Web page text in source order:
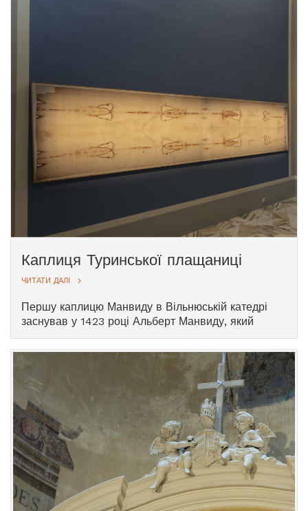
надгробок єпископа Владислава Бандурскіса
(1865–1932), створений у 1937 році відомим
скульптором Станіславом Хорно-Поплавським.
Поховання самого єпископа було перенесено до
Польщі, тому цей помітний надгробок виконує
меморіальну функцію.
Каплиця Туринської плащаниці
ЧИТАТИ ДАЛІ
Першу каплицю Манвиду в Вільнюській катедрі
заснував у 1423 році Альберт Манвиду, який
разом із братом Юрієм Гедгаудою присвятив її
своїм святим покровителям і був там похований.
Після 1475 року каплиця стала власністю
вільнюського єпископа, а пізніше за нею доглядав
Юнас Глебавічус, пов’язаний із родом Манвиду.
Під час реконструкції Лаурінасом Ґуцевічюсом
каплиця трохи змістилася, звільнивши місце для
південного входу. У XIX столітті записи капітули
називають її каплицею святого Павла, ймовірно,
за картину над вівтарем. Інтер’єр частково
постраждав за радянських часів; збереглися стіни